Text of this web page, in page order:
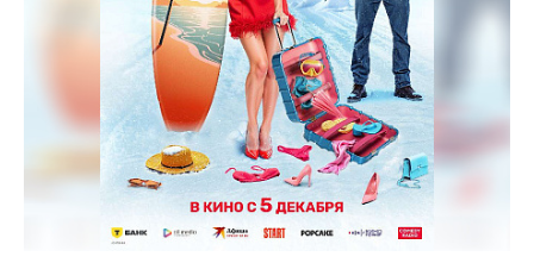
Солярис кинотеатр